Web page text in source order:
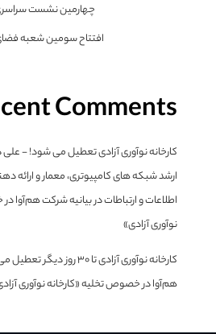
چهارمین نشست
افتتاح سومین شعبه فضای
Comments
کارخانه نوآوری آزادی تعطیل می شود! -
ارشد شبکه های کامپیوتری، معمار و ارائه
اطلاعات و ارتباطاتدربیانیه شرکت هم‌آوا
نوآوری آزادی»
کارخانه نوآوری آزادی تا ۳۰ روز دیگر تعطیل می‌شود
هم‌آوا در خصوص تخلیه «کارخانه نوآوری